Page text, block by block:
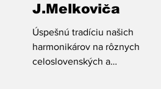
J.Melkoviča
Úspešnú tradíciu našich
harmonikárov na rôznych
celoslovenských a